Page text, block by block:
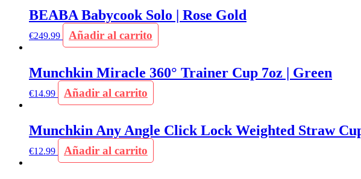
BEABA Babycook Solo | Rose Gold
€249.99 Añadir al carrito
Munchkin Miracle 360° Trainer Cup 7oz | Green
€14.99 Añadir al carrito
Munchkin Any Angle Click Lock Weighted Straw
€12.99 Añadir al carrito